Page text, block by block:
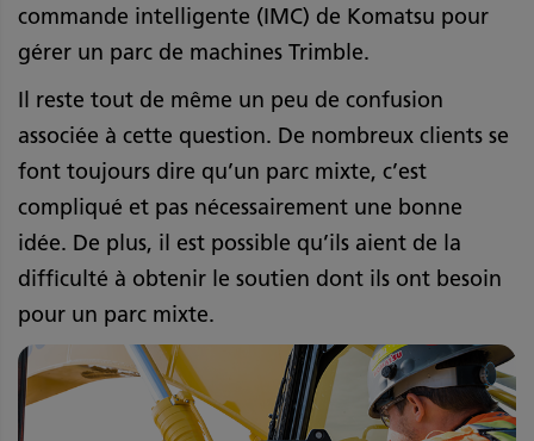
commande intelligente (IMC) de Komatsu pour
gérer un parc de machines Trimble.
Il reste tout de même un peu de confusion
associée à cette question. De nombreux clients se
font toujours dire qu’un parc mixte, c’est
compliqué et pas nécessairement une bonne
idée. De plus, il est possible qu’ils aient de la
difficulté à obtenir le soutien dont ils ont besoin
pour un parc mixte.